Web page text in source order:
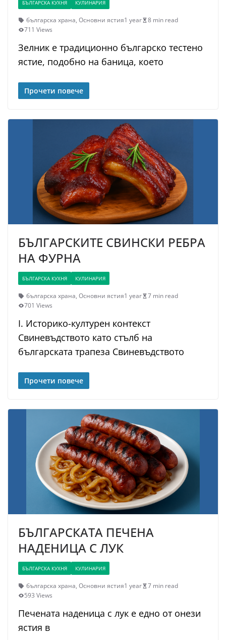
БЪЛГАРСКА КУХНЯ КУЛИНАРИЯ
българска храна, Основни ястия1 year
8 min read
711 Views
Зелник е традиционно българско тестено
ястие, подобно на баница, което
Прочети повече
БЪЛГАРСКИТЕ СВИНСКИ РЕБРА
НА ФУРНА
БЪЛГАРСКА КУХНЯ КУЛИНАРИЯ
българска храна, Основни ястия1 year
7 min read
701 Views
I. Историко-културен контекст
Свиневъдството като стълб на
българската трапеза Свиневъдството
Прочети повече
БЪЛГАРСКАТА ПЕЧЕНА
НАДЕНИЦА С ЛУК
БЪЛГАРСКА КУХНЯ КУЛИНАРИЯ
българска храна, Основни ястия1 year
7 min read
593 Views
Печената наденица с лук е едно от онези
ястия в